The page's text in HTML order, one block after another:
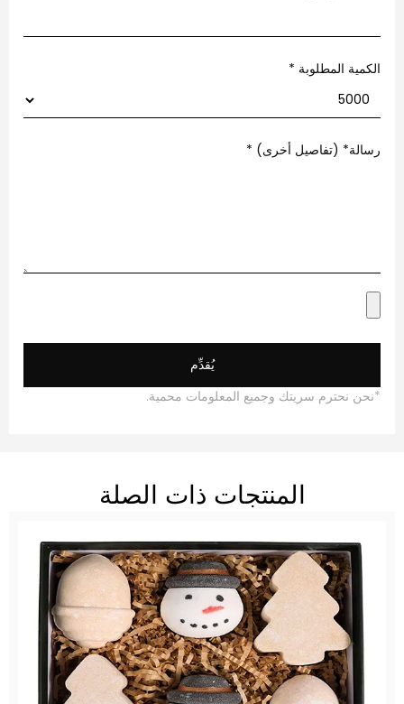
المطلوبة *
(تفاصيل أخرى) *
نحترم سريتك وجميع المعلومات محمية.
المنتجات ذات الصلة